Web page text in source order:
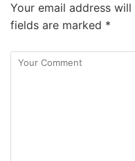
Your email address
fields are marked *